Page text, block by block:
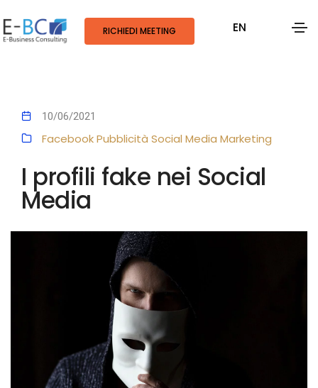
RICHIEDI MEETING EN
10/06/2021
FacebookPubblicità Social Media Marketing
I profili fake nei Social
Media